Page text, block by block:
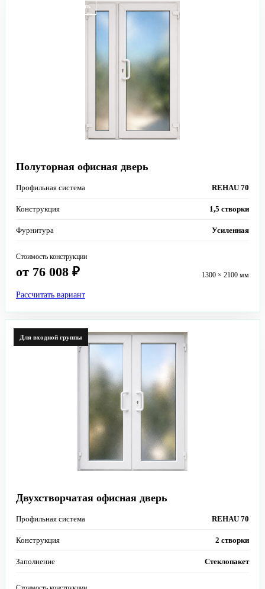
Высокая проходимость
Полуторная офисная дверь
Профильная система REHAU 70
Конструкция 1,5 створки
Фурнитура Усиленная
Стоимость конструкции
от 76 008 ₽ 1300 × 2100 мм
Рассчитать вариант
Для входной группы
Двухстворчатая офисная дверь
Профильная система REHAU 70
Конструкция 2 створки
Заполнение Стеклопакет